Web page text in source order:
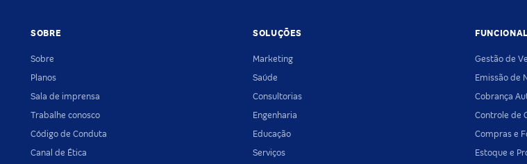
SOBRE
Sobre
Planos
Sala de imprensa
Trabalhe conosco
Código de Conduta
Canal de Ética
SOLUÇÕES
Marketing
Saúde
Consultorias
Engenharia
Educação
Serviços
Gestão de
Emissão de
Cobrança
Controle de
Compras e
Estoque e